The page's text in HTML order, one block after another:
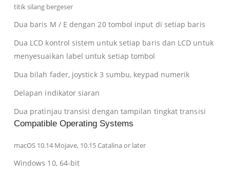
titik silang bergeser
Dua baris M / E dengan 20 tombol input di setiap baris
Dua LCD kontrol sistem untuk setiap baris dan LCD untuk
menyesuaikan label untuk setiap tombol
Dua bilah fader, joystick 3 sumbu, keypad numerik
Delapan indikator siaran
Dua pratinjau transisi dengan tampilan tingkat transisi
Compatible Operating Systems
macOS 10.14 Mojave, 10.15 Catalina or later
Windows 10, 64-bit